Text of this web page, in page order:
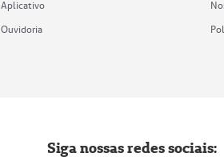
Aplicativo
Ouvidoria
Siga nossas redes sociais: